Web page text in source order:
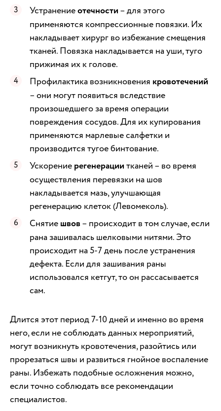
Устранениеотечности – для этого
применяются компрессионные повязки. Их
накладывает хирург во избежание смещения
тканей. Повязка накладывается на уши, туго
прижимая их к голове.
Профилактика возникновения кровотечений
– они могут появиться вследствие
произошедшего за время операции
повреждения сосудов. Для их купирования
применяются марлевые салфетки и
производится тугое бинтование.
Ускорение регенерации тканей – во время
осуществления перевязки на шов
накладывается мазь, улучшающая
регенерацию клеток (Левомеколь).
Снятие швов– происходит в том случае, если
рана зашивалась шелковыми нитями. Это
происходит на 5-7 день после устранения
дефекта. Если для зашивания раны
использовался кетгут, то он рассасывается
сам.
Длится этот период 7-10 дней и именно во время
него, если не соблюдать данных мероприятий,
могут возникнуть кровотечения, разойтись или
прорезаться швы и развиться гнойное воспаление
раны. Избежать подобные осложнения можно,
если точно соблюдать все рекомендации
специалистов.